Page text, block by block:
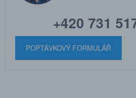
+420 731
POPTÁVKOVÝ FORMULÁŘ